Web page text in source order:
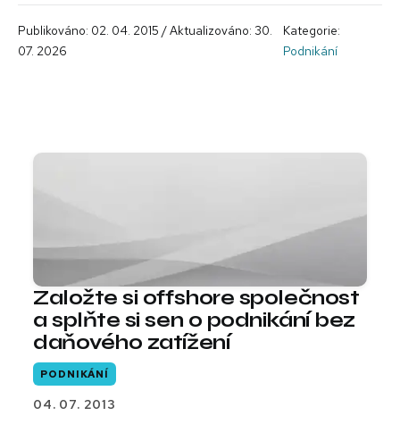
Publikováno: 02. 04. 2015 / Aktualizováno: 30.
07. 2026
Kategorie:
Podnikání
Založte si offshore společnost
a splňte si sen o podnikání bez
daňového zatížení
PODNIKÁNÍ
04. 07. 2013